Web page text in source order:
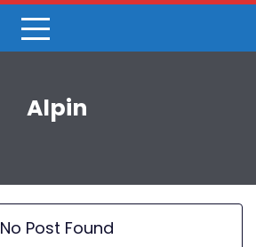
Alpin
No Post Found